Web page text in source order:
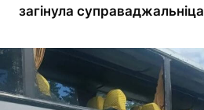
загінула суправаджальніца